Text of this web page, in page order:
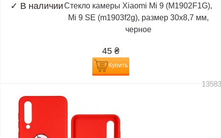
✓ В наличииСтекло камеры Xiaomi Mi 9 (M1902F1G),
Mi 9 SE (m1903f2g), размер 30x8,7 мм,
черное
45 ₴
Купить